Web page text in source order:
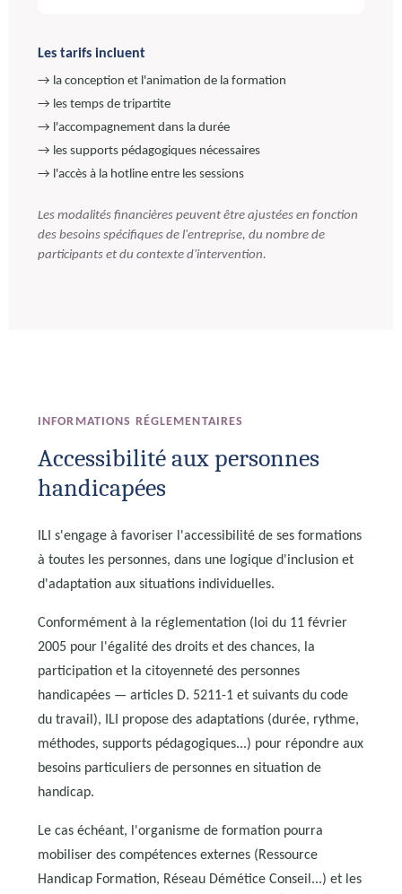
Les tarifs incluent
→ la conception et l'animation de la formation
→ les temps de tripartite
→ l'accompagnement dans la durée
→ les supports pédagogiques nécessaires
→ l'accès à la hotline entre les sessions
Les modalités financières peuvent être ajustées en fonction
des besoins spécifiques de l'entreprise, du nombre de
participants et du contexte d'intervention.
INFORMATIONS RÉGLEMENTAIRES
Accessibilité aux personnes
handicapées
ILI s'engage à favoriser l'accessibilité de ses formations
à toutes les personnes, dans une logique d'inclusion et
d'adaptation aux situations individuelles.
Conformément à la réglementation (loi du 11 février
2005 pour l'égalité des droits et des chances, la
participation et la citoyenneté des personnes
handicapées — articles D. 5211-1 et suivants du code
du travail), ILI propose des adaptations (durée, rythme,
méthodes, supports pédagogiques...) pour répondre aux
besoins particuliers de personnes en situation de
handicap.
Le cas échéant, l'organisme de formation pourra
mobiliser des compétences externes (Ressource
Handicap Formation, Réseau Démétice Conseil...) et les